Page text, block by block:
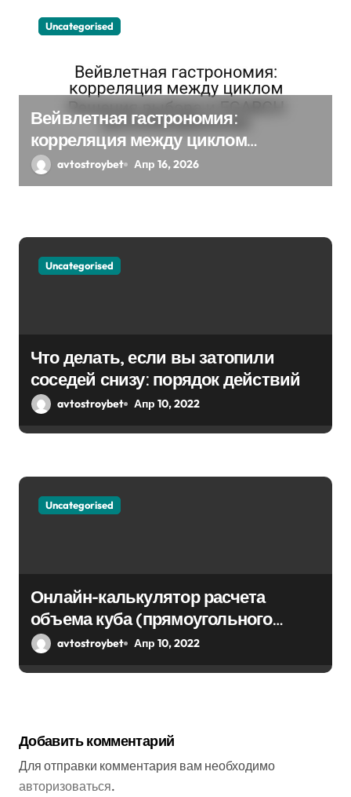
п
и
я
Uncategorised
Вейвлетная гастрономия:
корреляция между циклом
Решения выбора и EGARCH
экспоненциальная
avtostroybet Апр 16, 2026
Uncategorised
Что делать, если вы затопили
соседей снизу: порядок действий
avtostroybet Апр 10, 2022
Uncategorised
Онлайн-калькулятор расчета
объема куба (прямоугольного
парралепипеда)
avtostroybet Апр 10, 2022
Добавить комментарий
Для отправки комментария вам необходимо
авторизоваться.